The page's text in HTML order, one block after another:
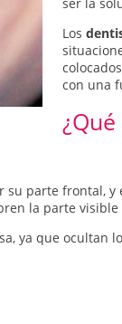
ser la
Los
con una
parte frontal, y
la parte
ya que ocultan